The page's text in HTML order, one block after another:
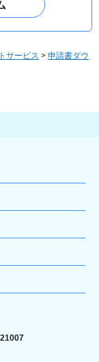
サービス > 申請書ダウ